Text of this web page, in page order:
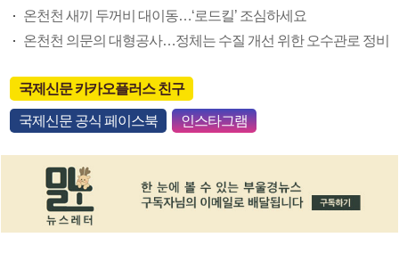
온천천 새끼 두꺼비 대이동…‘로드킬’ 조심하세요
온천천 의문의 대형공사…정체는 수질 개선 위한 오수관로 정비
국제신문 카카오플러스 친구
국제신문 공식 페이스북 인스타그램